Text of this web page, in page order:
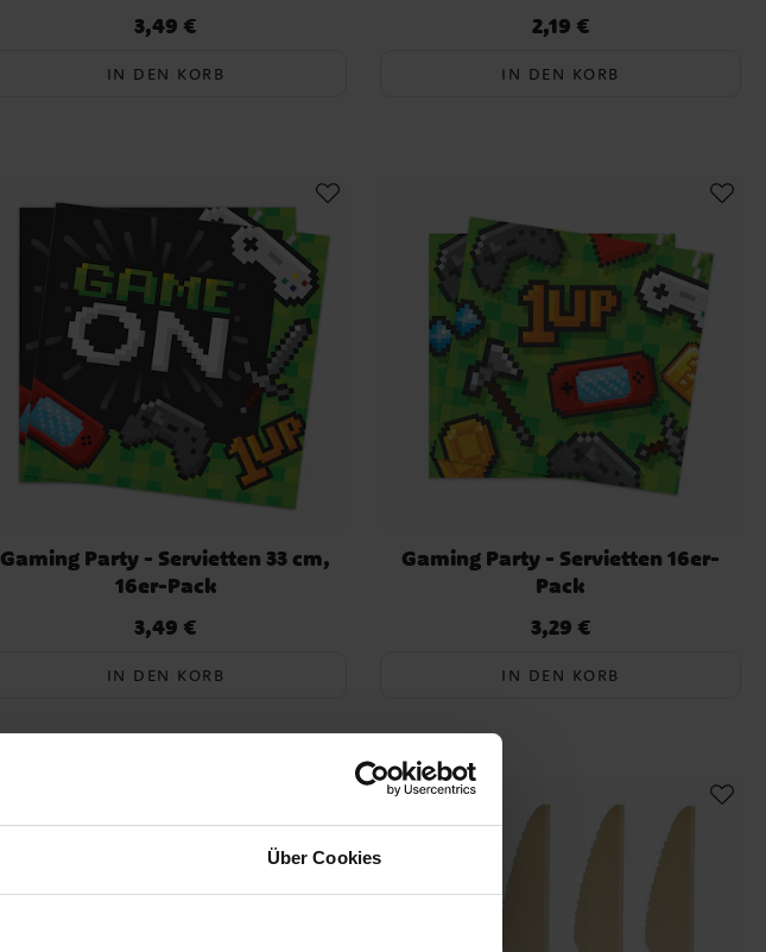
Über Cookies
Preis:3,49 €
3,49 €
IN DEN KORB
Preis:2,19 €
2,19 €
IN DEN KORB
Gaming Party - Servietten 33 cm,
16er-Pack
Preis:3,49 €
3,49 €
IN DEN KORB
Gaming Party - Servietten 16er-
Pack
Preis:3,29 €
3,29 €
IN DEN KORB